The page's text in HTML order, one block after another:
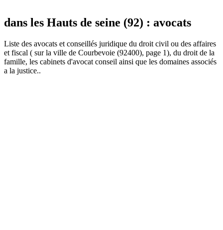
dans les Hauts de seine (92) : avocats
Liste des avocats et conseillés juridique du droit civil ou des affaires
et fiscal ( sur la ville de Courbevoie (92400), page 1), du droit de la
famille, les cabinets d'avocat conseil ainsi que les domaines associés
a la justice..